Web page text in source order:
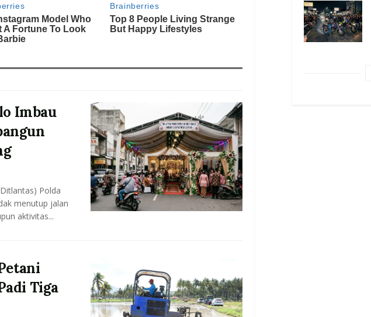
Imbau
Polda
menutup jalan
aktivitas...
Tiga